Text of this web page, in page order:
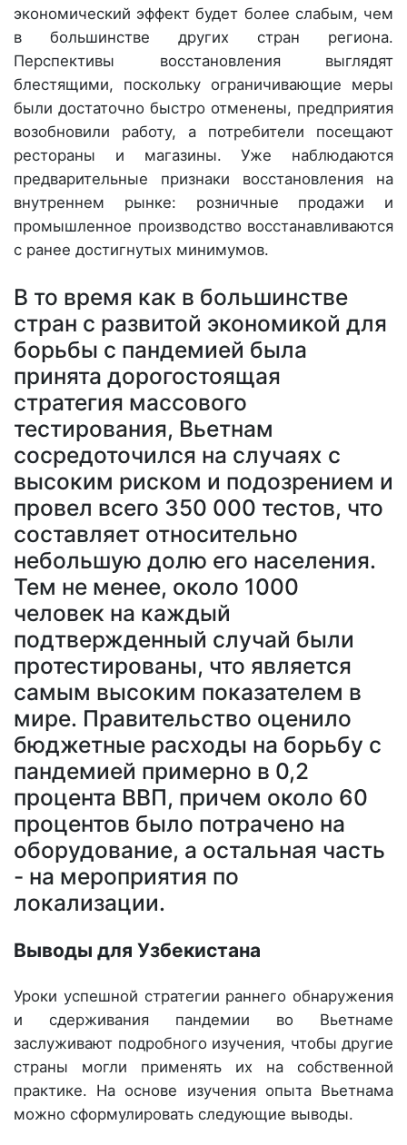
экономический эффект будет более слабым, чем
в большинстве других стран региона.
Перспективы восстановления выглядят
блестящими, поскольку ограничивающие меры
были достаточно быстро отменены, предприятия
возобновили работу, а потребители посещают
рестораны и магазины. Уже наблюдаются
предварительные признаки восстановления на
внутреннем рынке: розничные продажи и
промышленное производство восстанавливаются
с ранее достигнутых минимумов.
В то время как в большинстве
стран с развитой экономикой для
борьбы с пандемией была
принята дорогостоящая
стратегия массового
тестирования, Вьетнам
сосредоточился на случаях с
высоким риском и подозрением и
провел всего 350 000 тестов, что
составляет относительно
небольшую долю его населения.
Тем не менее, около 1000
человек на каждый
подтвержденный случай были
протестированы, что является
самым высоким показателем в
мире. Правительство оценило
бюджетные расходы на борьбу с
пандемией примерно в 0,2
процента ВВП, причем около 60
процентов было потрачено на
оборудование, а остальная часть
- на мероприятия по
локализации.
Выводы для Узбекистана
Уроки успешной стратегии раннего обнаружения
и сдерживания пандемии во Вьетнаме
заслуживают подробного изучения, чтобы другие
страны могли применять их на собственной
практике. На основе изучения опыта Вьетнама
можно сформулировать следующие выводы.